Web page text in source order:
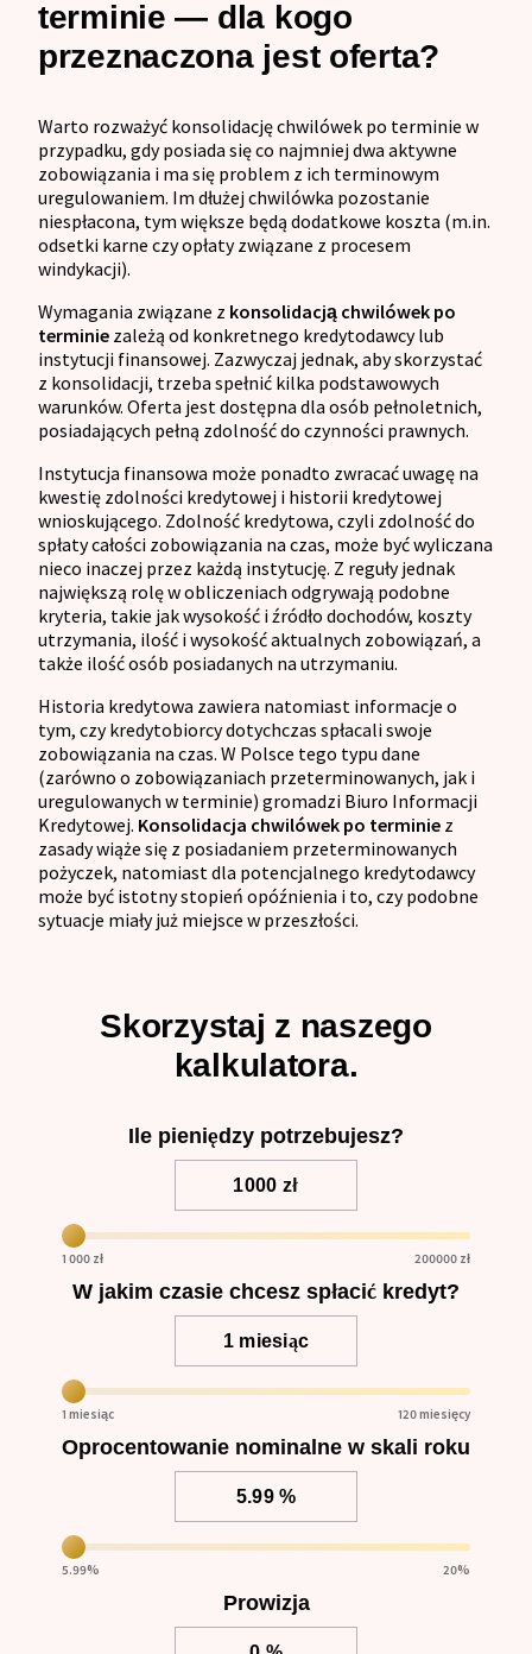
terminie — dla kogo
przeznaczona jest oferta?
Warto rozważyć konsolidację chwilówek po terminie w
przypadku, gdy posiada się co najmniej dwa aktywne
zobowiązania i ma się problem z ich terminowym
uregulowaniem. Im dłużej chwilówka pozostanie
niespłacona, tym większe będą dodatkowe koszta (m.in.
odsetki karne czy opłaty związane z procesem
windykacji).
Wymagania związane z konsolidacją chwilówek po
terminie zależą od konkretnego kredytodawcy lub
instytucji finansowej. Zazwyczaj jednak, aby skorzystać
z konsolidacji, trzeba spełnić kilka podstawowych
warunków. Oferta jest dostępna dla osób pełnoletnich,
posiadających pełną zdolność do czynności prawnych.
Instytucja finansowa może ponadto zwracać uwagę na
kwestię zdolności kredytowej i historii kredytowej
wnioskującego. Zdolność kredytowa, czyli zdolność do
spłaty całości zobowiązania na czas, może być wyliczana
nieco inaczej przez każdą instytucję. Z reguły jednak
największą rolę w obliczeniach odgrywają podobne
kryteria, takie jak wysokość i źródło dochodów, koszty
utrzymania, ilość i wysokość aktualnych zobowiązań, a
także ilość osób posiadanych na utrzymaniu.
Historia kredytowa zawiera natomiast informacje o
tym, czy kredytobiorcy dotychczas spłacali swoje
zobowiązania na czas. W Polsce tego typu dane
(zarówno o zobowiązaniach przeterminowanych, jak i
uregulowanych w terminie) gromadzi Biuro Informacji
Kredytowej. Konsolidacja chwilówek po terminie z
zasady wiąże się z posiadaniem przeterminowanych
pożyczek, natomiast dla potencjalnego kredytodawcy
może być istotny stopień opóźnienia i to, czy podobne
sytuacje miały już miejsce w przeszłości.
Skorzystaj z naszego
kalkulatora.
Ile pieniędzy potrzebujesz?
1 000 zł 200000 zł
W jakim czasie chcesz spłacić kredyt?
1 miesiąc 120miesięcy
Oprocentowanie nominalne w skali roku
5.99% 20%
Prowizja